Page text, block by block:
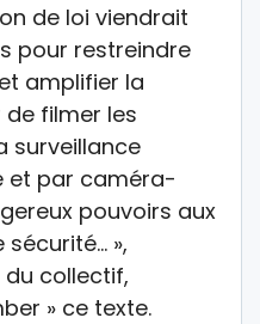
de loi viendrait
pour restreindre
amplifier la
filmer les
surveillance
et par caméra-
pouvoirs aux
»,
collectif,
» ce texte.